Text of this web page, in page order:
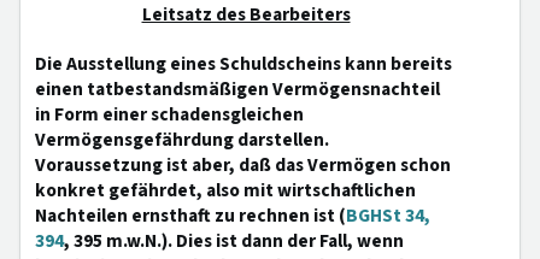
Leitsatz des Bearbeiters
Die Ausstellung eines Schuldscheins kann bereits
einen tatbestandsmäßigen Vermögensnachteil
in Form einer schadensgleichen
Vermögensgefährdung darstellen.
Voraussetzung ist aber, daß das Vermögen schon
konkret gefährdet, also mit wirtschaftlichen
Nachteilen ernsthaft zu rechnen ist (BGHSt 34,
394, 395 m.w.N.). Dies ist dann der Fall, wenn